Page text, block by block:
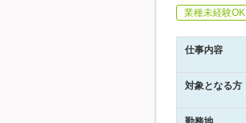
業種未経験OK
仕事内容
対象となる方